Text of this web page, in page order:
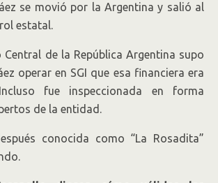
se movió por la Argentina y salió al
estatal.
Central de la República Argentina supo
operar en SGI que esa financiera era
fue inspeccionada en forma
de la entidad.
conocida como “La Rosadita”